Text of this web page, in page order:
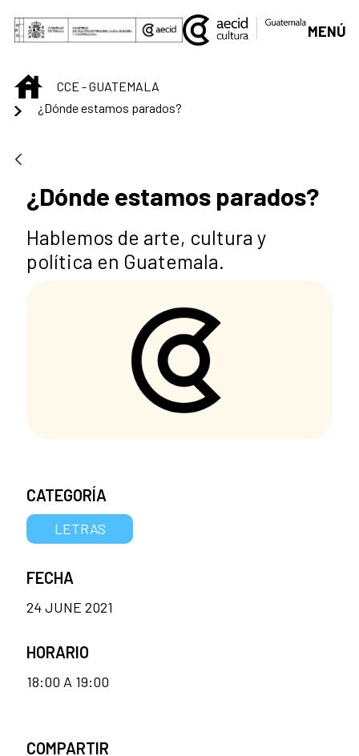
Skip to Main Content
MENÚ
INICIOCCE - GUATEMALA
¿Dónde estamos parados?
¿Dónde estamos parados?
Hablemos de arte, cultura y
política en Guatemala.
CATEGORÍA
LETRAS
FECHA
24 JUNE 2021
HORARIO
18:00 A 19:00
COMPARTIR